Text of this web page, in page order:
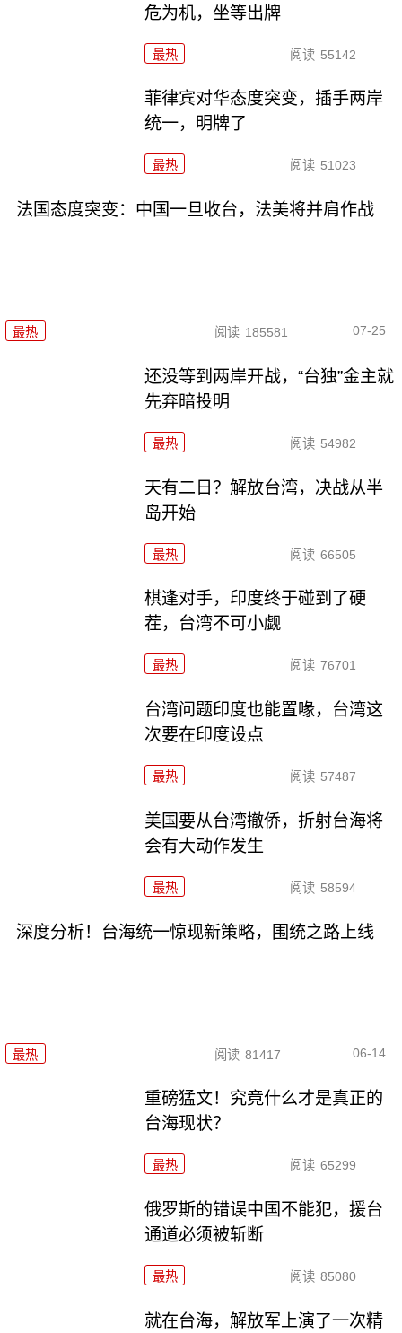
危为机，坐等出牌
最热 阅读 55142
菲律宾对华态度突变，插手两岸
统一，明牌了
最热 阅读 51023
法国态度突变：中国一旦收台，法美将并肩作战
最热 阅读 185581 07-25
还没等到两岸开战，“台独”金主就
先弃暗投明
最热 阅读 54982
天有二日？解放台湾，决战从半
岛开始
最热 阅读 66505
棋逢对手，印度终于碰到了硬
茬，台湾不可小觑
最热 阅读 76701
台湾问题印度也能置喙，台湾这
次要在印度设点
最热 阅读 57487
美国要从台湾撤侨，折射台海将
会有大动作发生
最热 阅读 58594
深度分析！台海统一惊现新策略，围统之路上线
最热 阅读 81417 06-14
重磅猛文！究竟什么才是真正的
台海现状？
最热 阅读 65299
俄罗斯的错误中国不能犯，援台
通道必须被斩断
最热 阅读 85080
就在台海，解放军上演了一次精